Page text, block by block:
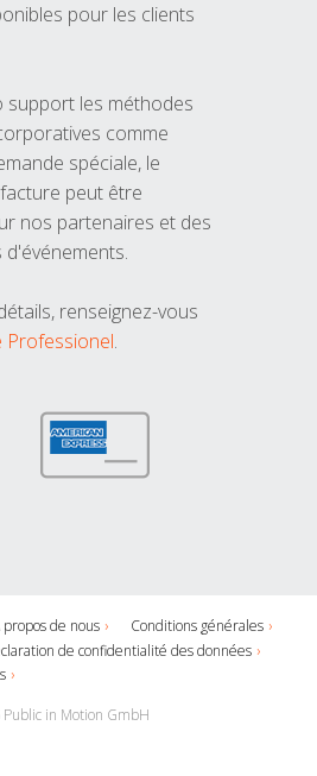
pour les clients
support les méthodes
comme
spéciale, le
peut être
nos partenaires et des
renseignez-vous
Professionel.
propos de nous
Conditions générales
de confidentialité des données
in Motion GmbH